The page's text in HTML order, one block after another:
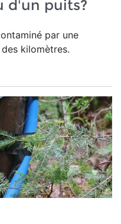
d'un puits?
par une
kilomètres.